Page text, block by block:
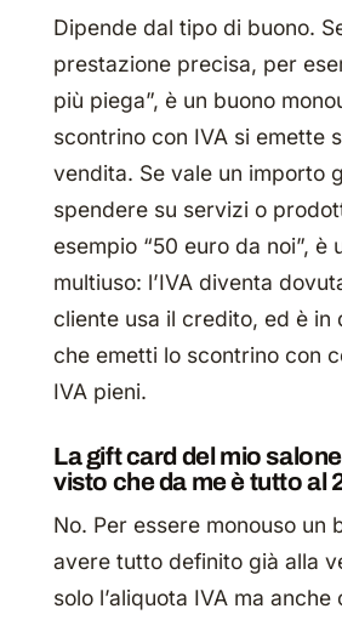
Dipende dal tipo di buono.
prestazione precisa, per
più piega”, è un buono
scontrino con IVA si emette
vendita. Se vale un importo
spendere su servizi o
esempio “50 euro da noi”, è
multiuso: l’IVA diventa
cliente usa il credito, ed è in
che emetti lo scontrino con
IVA pieni.
La gift card del mio
visto che da me è tutto al
No. Per essere monouso un
avere tutto definito già alla
solo l’aliquota IVA ma anche